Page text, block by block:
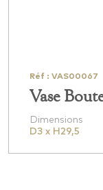
Réf : VAS00067
Vase
Dimensions
D3 x H29,5